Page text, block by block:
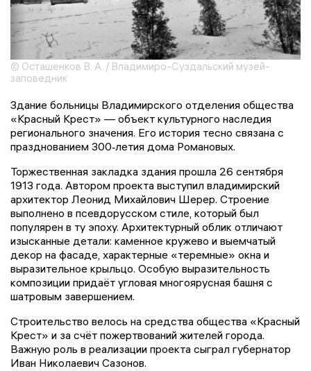
© Осташенков В. А. / Владимиро-Суздальский музей-
заповедник
Здание больницы Владимирского отделения общества
«Красный Крест» — объект культурного наследия
регионального значения. Его история тесно связана с
празднованием 300‑летия дома Романовых.
Торжественная закладка здания прошла 26 сентября
1913 года. Автором проекта выступил владимирский
архитектор Леонид Михайлович Шерер. Строение
выполнено в псевдорусском стиле, который был
популярен в ту эпоху. Архитектурный облик отличают
изысканные детали: каменное кружево и выемчатый
декор на фасаде, характерные «теремные» окна и
выразительное крыльцо. Особую выразительность
композиции придаёт угловая многоярусная башня с
шатровым завершением.
Строительство велось на средства общества «Красный
Крест» и за счёт пожертвований жителей города.
Важную роль в реализации проекта сыграл губернатор
Иван Николаевич Сазонов.